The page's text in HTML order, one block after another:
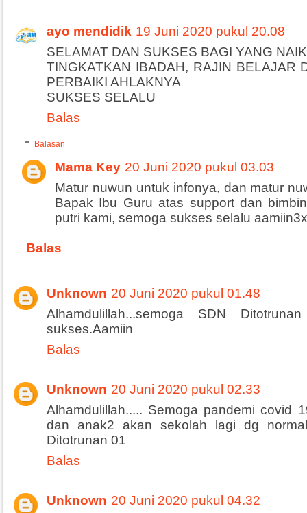
ayo mendidik 19 Juni 2020 pukul 20.08
SELAMAT DAN SUKSES BAGI YANG
TINGKATKAN IBADAH, RAJIN BELAJAR
PERBAIKI AHLAKNYA
SUKSES SELALU
Balas
Balasan
Mama Key 20 Juni 2020 pukul 03.03
Matur nuwun untuk infonya, dan matur
Bapak Ibu Guru atas support dan
putri kami, semoga sukses selalu
Balas
Unknown 20 Juni 2020 pukul 01.48
Alhamdulillah...semoga SDN
sukses.Aamiin
Balas
Unknown 20 Juni 2020 pukul 02.33
Alhamdulillah..... Semoga pandemi covid
dan anak2 akan sekolah lagi dg
Ditotrunan 01
Balas
Unknown 20 Juni 2020 pukul 04.32